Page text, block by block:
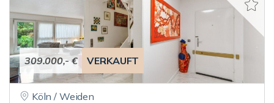
309.000,- € VERKAUFT
Köln / Weiden